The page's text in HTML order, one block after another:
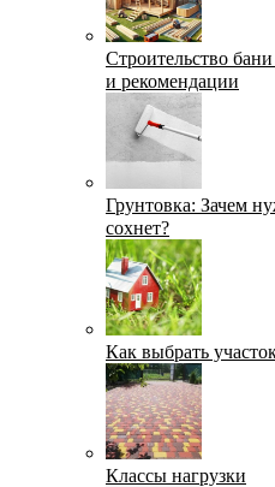
Строительство
и рекомендации
Грунтовка: Зачем
сохнет?
Как выбрать
Классы нагрузки